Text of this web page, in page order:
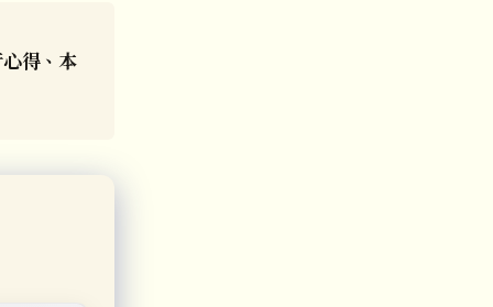
得、本